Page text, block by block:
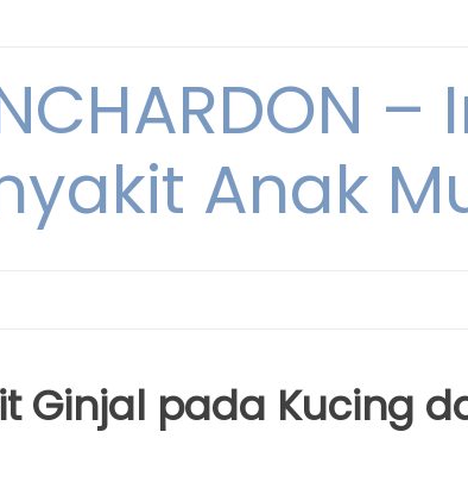
Anak
Ginjal pada Kucing